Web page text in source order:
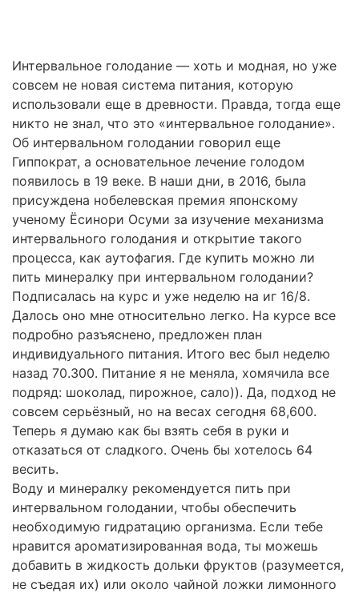
Интервальное голодание — хоть и модная, но уже
совсем не новая система питания, которую
использовали еще в древности. Правда, тогда еще
никто не знал, что это «интервальное голодание».
Об интервальном голодании говорил еще
Гиппократ, а основательное лечение голодом
появилось в 19 веке. В наши дни, в 2016, была
присуждена нобелевская премия японскому
ученому Ёсинори Осуми за изучение механизма
интервального голодания и открытие такого
процесса, как аутофагия. Где купить можно ли
пить минералку при интервальном голодании?
Подписалась на курс и уже неделю на иг 16/8.
Далось оно мне относительно легко. На курсе все
подробно разъяснено, предложен план
индивидуального питания. Итого вес был неделю
назад 70.300. Питание я не меняла, хомячила все
подряд: шоколад, пирожное, сало)). Да, подход не
совсем серьёзный, но на весах сегодня 68,600.
Теперь я думаю как бы взять себя в руки и
отказаться от сладкого. Очень бы хотелось 64
весить.
Воду и минералку рекомендуется пить при
интервальном голодании, чтобы обеспечить
необходимую гидратацию организма. Если тебе
нравится ароматизированная вода, ты можешь
добавить в жидкость дольки фруктов (разумеется,
не съедая их) или около чайной ложки лимонного